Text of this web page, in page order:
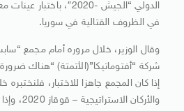
الدولي “الجيش -2020″،
في الظروف القتالية في سوريا.
وقال الوزير، خلال مروره أمام مجمع
شركة “أفتوماتيكا”(الأتمتة) “هناك
إذا كان المجمع جاهزا للاختبار، فلنختبره
والأركان